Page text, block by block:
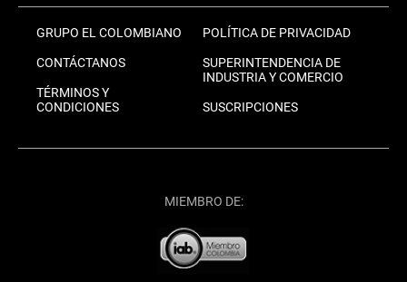
GRUPO EL COLOMBIANO
CONTÁCTANOS
TÉRMINOS Y
CONDICIONES
POLÍTICA DE PRIVACIDAD
SUPERINTENDENCIA DE
INDUSTRIA Y COMERCIO
SUSCRIPCIONES
MIEMBRO DE: